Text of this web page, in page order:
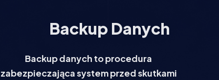
Backup Danych
Backup danych to procedura
zabezpieczająca system przed skutkami